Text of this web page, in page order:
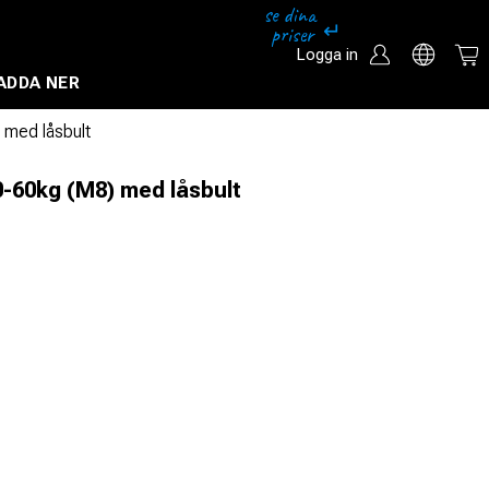
Logga in
NER
låsbult
60kg (M8) med låsbult